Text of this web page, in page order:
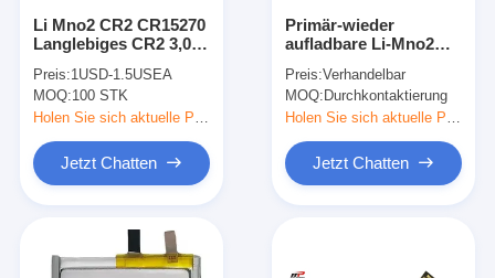
Li Mno2 CR2 CR15270
Langlebiges CR2 3,0V
800mAh 900mAh
Lithiumbatterie
Preis:1USD-1.5USEA
MOQ:100 STK
Jetzt Chatten
Primär-wieder
aufladbare Li-Mno2
1500mAh nicht giftig
Preis:Verhandelbar
MOQ: Durchkontaktierung
Jetzt Chatten